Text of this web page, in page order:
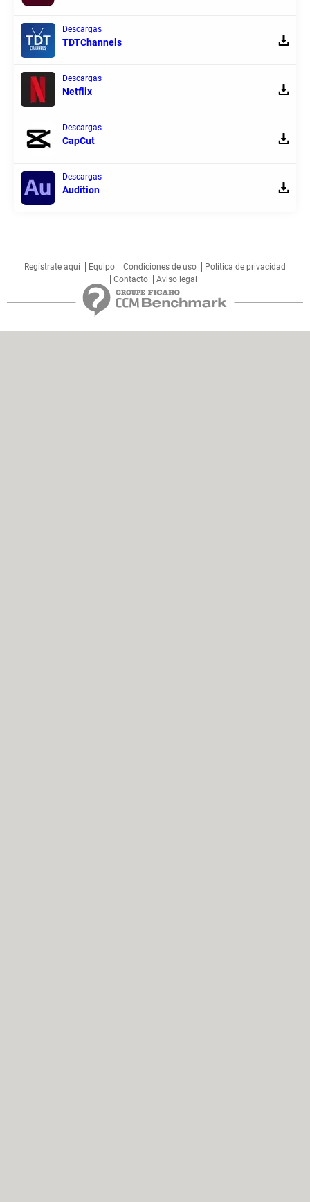
Descargas
TDTChannels
Descargas
Netflix
Descargas
CapCut
Descargas
Audition
Regístrate aquí Equipo Condiciones de uso
Política de privacidad
Contacto
Aviso legal